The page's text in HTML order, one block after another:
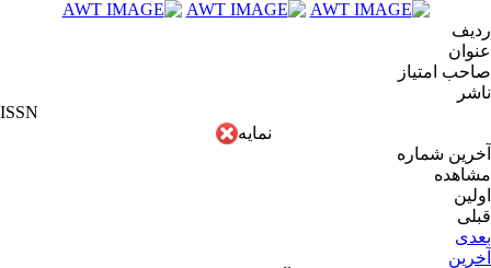
ردیف
عنوان
صاحب امتیاز
ناشر
ISSN
نمایه
آخرین شماره
مشاهده
اولین
قبلی
بعدی
آخرین